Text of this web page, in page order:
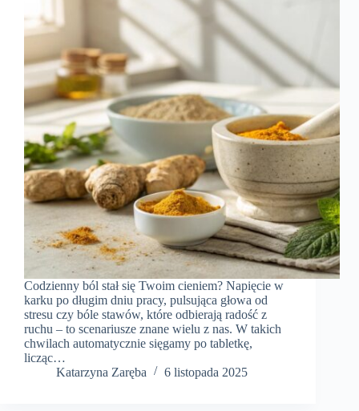
Codzienny ból stał się Twoim cieniem? Napięcie w
karku po długim dniu pracy, pulsująca głowa od
stresu czy bóle stawów, które odbierają radość z
ruchu – to scenariusze znane wielu z nas. W takich
chwilach automatycznie sięgamy po tabletkę,
licząc…
Katarzyna Zaręba
6 listopada 2025